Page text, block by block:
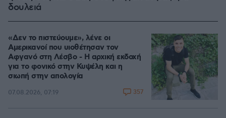
δουλειά
«Δεν το πιστεύουμε», λένε οι
Αμερικανοί που υιοθέτησαν τον
Αφγανό στη Λέσβο - Η αρχική εκδοχή
για το φονικό στην Κυψέλη και η
σιωπή στην απολογία
07.08.2026, 07:19 357